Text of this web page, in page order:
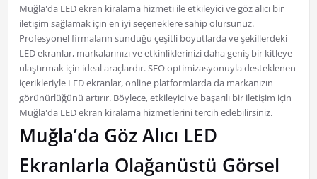
Muğla'da LED ekran kiralama hizmeti ile etkileyici ve göz alıcı bir
iletişim sağlamak için en iyi seçeneklere sahip olursunuz.
Profesyonel firmaların sunduğu çeşitli boyutlarda ve şekillerdeki
LED ekranlar, markalarınızı ve etkinliklerinizi daha geniş bir kitleye
ulaştırmak için ideal araçlardır. SEO optimizasyonuyla desteklenen
içerikleriyle LED ekranlar, online platformlarda da markanızın
görünürlüğünü artırır. Böylece, etkileyici ve başarılı bir iletişim için
Muğla'da LED ekran kiralama hizmetlerini tercih edebilirsiniz.
Muğla’da Göz Alıcı LED
Ekranlarla Olağanüstü Görsel